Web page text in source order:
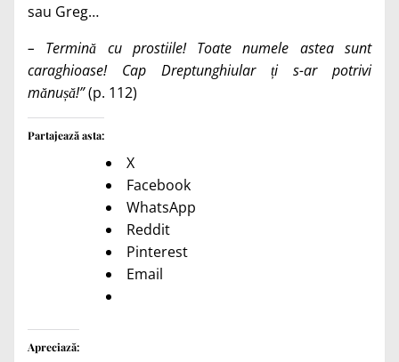
sau Greg…
– Termină cu prostiile! Toate numele astea sunt
caraghioase! Cap Dreptunghiular ți s-ar potrivi
mănușă!”(p. 112)
Partajează asta:
X
Facebook
WhatsApp
Reddit
Pinterest
Email
Apreciază: